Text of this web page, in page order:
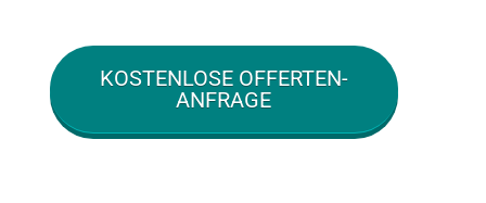
KOSTENLOSE OFFERTEN-
ANFRAGE